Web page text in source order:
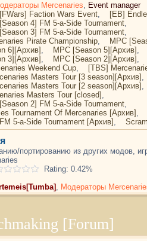
Mercenaries, Event manager
[FWars] Faction Wars Event,
[EB]
4] FM 5-a-Side Tournament,
3] FM 5-a-Side Tournament,
Pirate Championship,
MPC
6][Архив] , MPC [Season 5][Архив] ,
3][Архив] , MPC [Season 2][Архив] ,
Weekend Cup,
[TBS]
Masters Tour [3 season][Архив] ,
Masters Tour [2 season][Архив] ,
Masters Tour [closed] ,
2] FM 5-a-Side Tournament,
Tournament Of Mercenaries [Архив] ,
5-a-Side Tournament [Архив] ,
портированию из других модов,
Rating: 0.42%
, Модераторы
[Forum]